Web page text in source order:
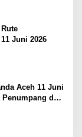
Juni 2026
Aceh 11 Juni
dan